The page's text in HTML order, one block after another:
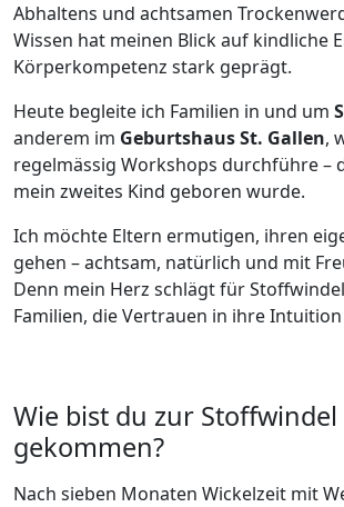
Abhaltens und achtsamen
Wissen hat meinen Blick auf kindliche
Körperkompetenz stark geprägt.
Heute begleite ich Familien in und um
anderem im Geburtshaus St. Gallen,
regelmässig Workshops durchführe –
mein zweites Kind geboren wurde.
Ich möchte Eltern ermutigen, ihren
gehen – achtsam, natürlich und mit
Denn mein Herz schlägt für
Familien, die Vertrauen in ihre
Wie bist du zur Stoffwindel
gekommen?
Nach sieben Monaten Wickelzeit mit